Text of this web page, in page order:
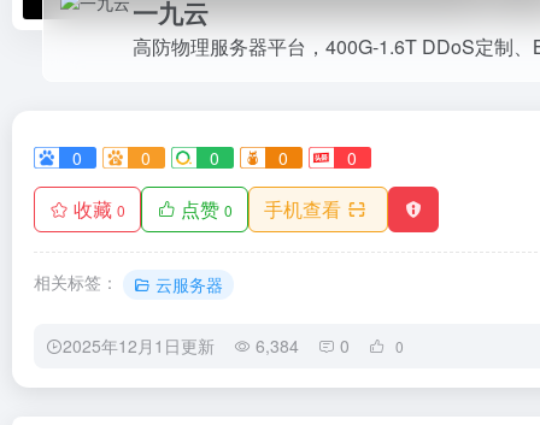
一九云
0 0 0 0 0
收藏 0 点赞 0 手机查看
相关标签： 云服务器
2025年12月1日更新 6,384 0 0